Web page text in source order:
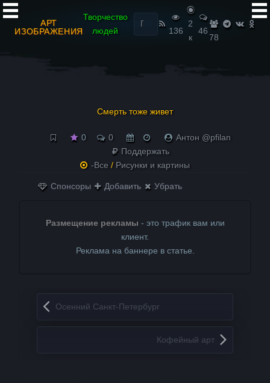
АРТ
ИЗОБРАЖЕНИЯ
Творчество
людей
Найти:
136
2
к
46
78
Смерть тоже живет
0 0
Антон @pfilan
Поддержать
-Все / Рисунки и картины
Спонсоры Добавить Убрать
Размещение рекламы - это трафик вам или
клиент.
Реклама на баннере в статье.
Запись навигация
Осенний Санкт-Петербург
Кофейный арт